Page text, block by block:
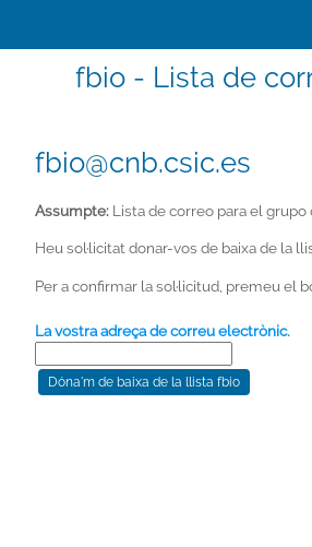
fbio - Lista de
fbio@cnb.csic.es
Assumpte: Lista de correo para el
Heu sol·licitat donar-vos de baixa de la
Per a confirmar la sol·licitud, premeu el
La vostra adreça de correu electrònic.